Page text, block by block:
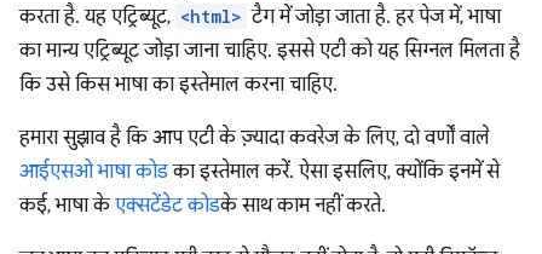
करता है. यह एट्रिब्यूट, <html> टैग में जोड़ा जाता है. हर पेज में, भाषा
का मान्य एट्रिब्यूट जोड़ा जाना चाहिए. इससे एटी को यह सिग्नल मिलता है
कि उसे किस भाषा का इस्तेमाल करना चाहिए.
हमारा सुझाव है कि आप एटी के ज़्यादा कवरेज के लिए, दो वर्णों वाले
आईएसओ भाषा कोडका इस्तेमाल करें. ऐसा इसलिए, क्योंकि इनमें से
कई, भाषा केएक्सटेंडेट कोडके साथ काम नहीं करते.